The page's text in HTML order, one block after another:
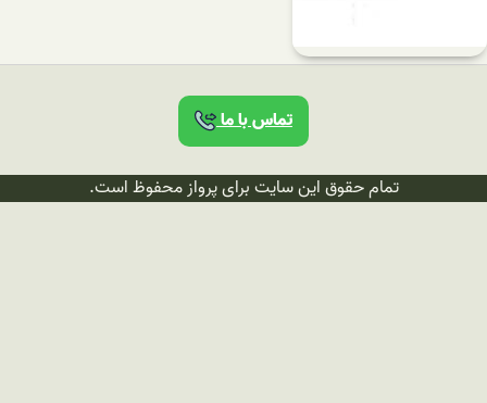
تماس با ما
تمام حقوق این سایت برای پرواز محفوظ است.